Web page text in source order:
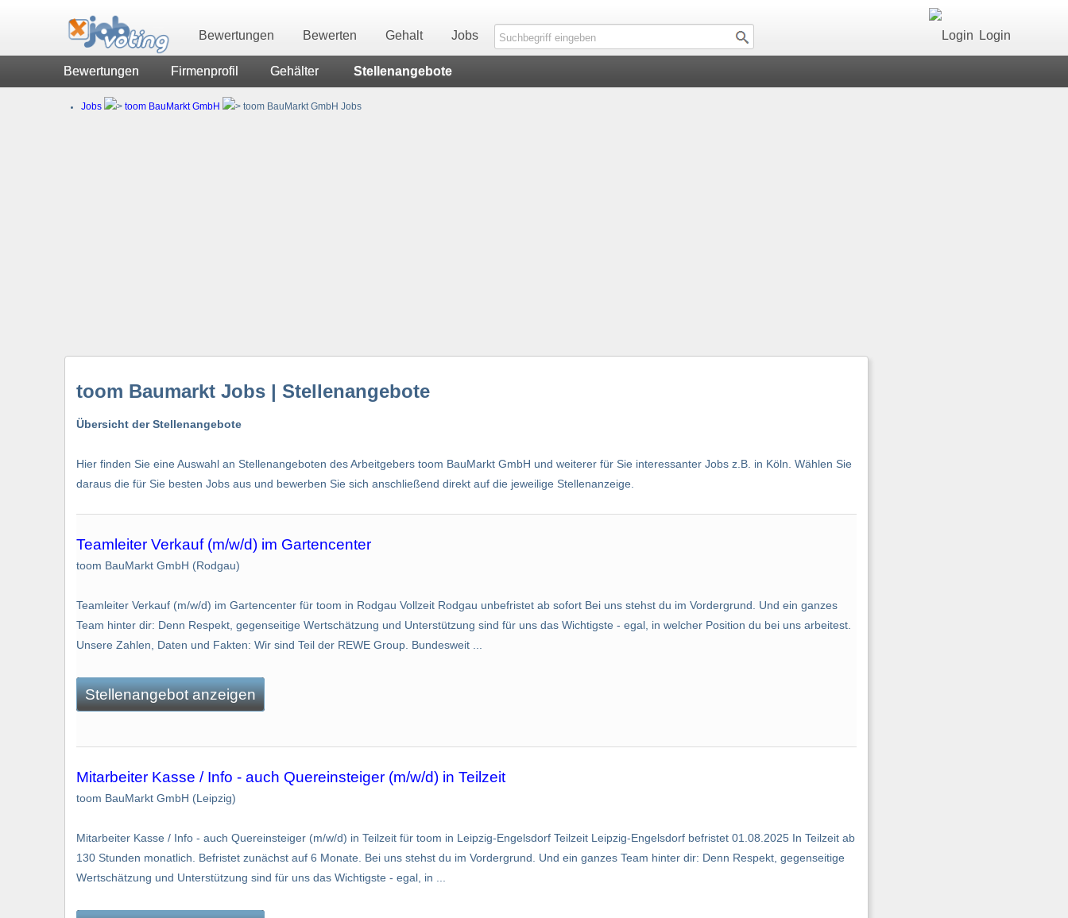
Bewertungen Bewerten Gehalt Jobs Login
Bewertungen Firmenprofil Gehälter Stellenangebote
Jobs toom BauMarkt GmbH toom BauMarkt GmbH Jobs
toom Baumarkt Jobs | Stellenangebote
Übersicht der Stellenangebote
Hier finden Sie eine Auswahl an Stellenangeboten des Arbeitgebers toom BauMarkt GmbH und weiterer für Sie interessanter Jobs z.B. in Köln. Wählen Sie
daraus die für Sie besten Jobs aus und bewerben Sie sich anschließend direkt auf die jeweilige Stellenanzeige.
Teamleiter Verkauf (m/w/d) im Gartencenter
toom BauMarkt GmbH (Rodgau)
Teamleiter Verkauf (m/w/d) im Gartencenter für toom in Rodgau Vollzeit Rodgau unbefristet ab sofort Bei uns stehst du im Vordergrund. Und ein ganzes
Team hinter dir: Denn Respekt, gegenseitige Wertschätzung und Unterstützung sind für uns das Wichtigste - egal, in welcher Position du bei uns arbeitest.
Unsere Zahlen, Daten und Fakten: Wir sind Teil der REWE Group. Bundesweit ...
Stellenangebot anzeigen
Mitarbeiter Kasse / Info - auch Quereinsteiger (m/w/d) in Teilzeit
toom BauMarkt GmbH (Leipzig)
Mitarbeiter Kasse / Info - auch Quereinsteiger (m/w/d) in Teilzeit für toom in Leipzig-Engelsdorf Teilzeit Leipzig-Engelsdorf befristet 01.08.2025 In Teilzeit ab
130 Stunden monatlich. Befristet zunächst auf 6 Monate. Bei uns stehst du im Vordergrund. Und ein ganzes Team hinter dir: Denn Respekt, gegenseitige
Wertschätzung und Unterstützung sind für uns das Wichtigste - egal, in ...